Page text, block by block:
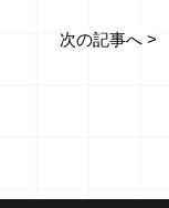
次の記事へ >